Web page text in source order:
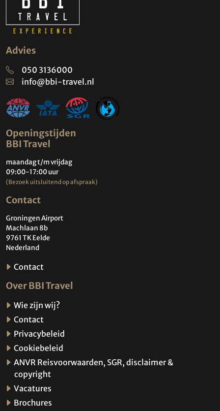
Advies
050 3136000
info@bbi-travel.nl
Openingstijden
BBI Travel
maandag t/m vrijdag
09:00-17:00 uur
(Bezoek uitsluitend op afspraak)
Contact
Groningen Airport
Machlaan 8b
9761 TK Eelde
Nederland
Contact
Over BBI Travel
Wie zijn wij?
Contact
Privacybeleid
Cookiebeleid
ANVR Reisvoorwaarden, SGR, disclaimer &
copyright
Vacatures
Brochures